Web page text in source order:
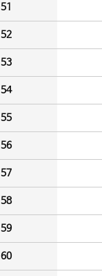
51
52
53
54
55
56
57
58
59
60